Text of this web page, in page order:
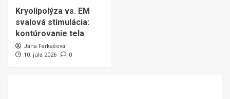
Kryolipolýza vs. EM
svalová stimulácia:
kontúrovanie tela
Jana Farkašová
10. júla 2026
0